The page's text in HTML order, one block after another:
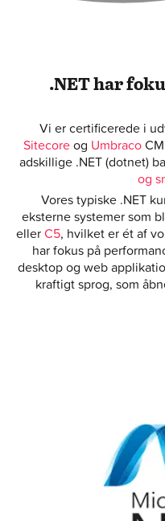
.NET har
Vi er certificerede i
Sitecoreog Umbraco
adskillige .NET (dotnet)
og
Vores typiske .NET
eksterne systemer som
ellerC5, hvilket er ét af
har fokus på
desktop og web
kraftigt sprog, som